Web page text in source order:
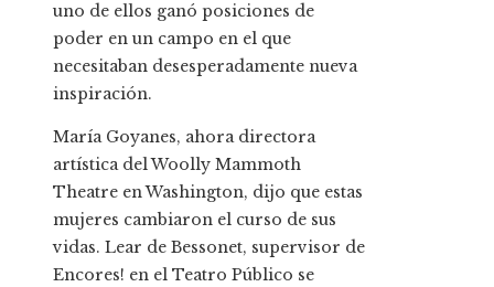
uno de ellos ganó posiciones de
poder en un campo en el que
necesitaban desesperadamente nueva
inspiración.
María Goyanes, ahora directora
artística del Woolly Mammoth
Theatre en Washington, dijo que estas
mujeres cambiaron el curso de sus
vidas. Lear de Bessonet, supervisor de
Encores! en el Teatro Público se